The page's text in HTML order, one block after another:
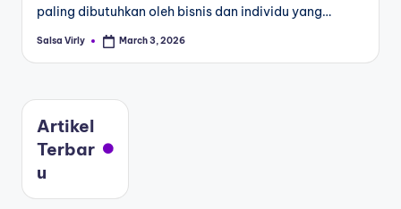
paling dibutuhkan oleh bisnis dan individu yang…
Salsa Virly March 3, 2026
Artikel
Terbar
u